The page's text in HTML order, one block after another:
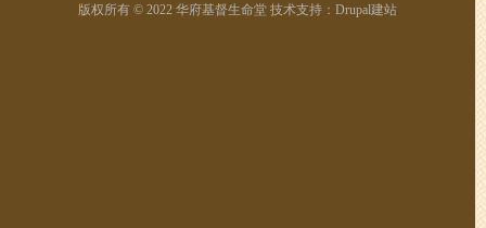
版权所有 © 2022 华府基督生命堂 技术支持： Drupal建站